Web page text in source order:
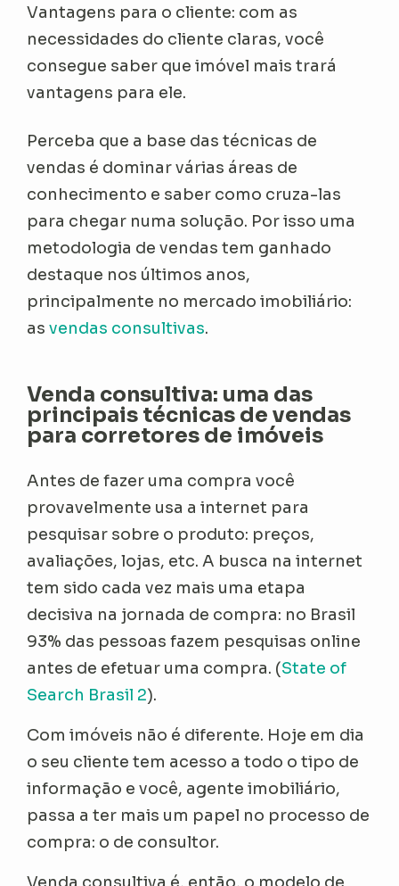
Vantagens para o cliente: com as
necessidades do cliente claras, você
consegue saber que imóvel mais trará
vantagens para ele.
Perceba que a base das técnicas de
vendas é dominar várias áreas de
conhecimento e saber como cruza-las
para chegar numa solução. Por isso uma
metodologia de vendas tem ganhado
destaque nos últimos anos,
principalmente no mercado imobiliário:
asvendas consultivas.
Venda consultiva: uma das
principais técnicas de vendas
para corretores de imóveis
Antes de fazer uma compra você
provavelmente usa a internet para
pesquisar sobre o produto: preços,
avaliações, lojas, etc. A busca na internet
tem sido cada vez mais uma etapa
decisiva na jornada de compra: no Brasil
93% das pessoas fazem pesquisas online
antes de efetuar uma compra. (State of
Search Brasil 2).
Com imóveis não é diferente. Hoje em dia
o seu cliente tem acesso a todo o tipo de
informação e você, agente imobiliário,
passa a ter mais um papel no processo de
compra: o de consultor.